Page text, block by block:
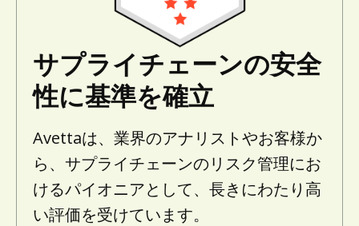
サプライチェーンの安全
性に基準を確立
Avettaは、業界のアナリストやお客様か
ら、サプライチェーンのリスク管理にお
けるパイオニアとして、長きにわたり高
い評価を受けています。